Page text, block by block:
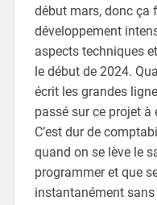
début mars, donc ça
développement
aspects techniques
le début de 2024.
écrit les grandes
passé sur ce projet
C’est dur de
quand on se lève le
programmer et que
instantanément sans